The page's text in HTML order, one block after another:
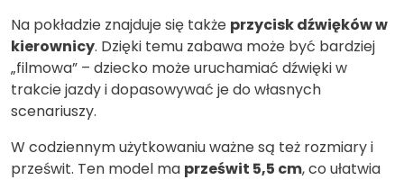
Na pokładzie znajduje się także przycisk dźwięków w
kierownicy. Dzięki temu zabawa może być bardziej
„filmowa” – dziecko może uruchamiać dźwięki w
trakcie jazdy i dopasowywać je do własnych
scenariuszy.
W codziennym użytkowaniu ważne są też rozmiary i
prześwit. Ten model ma prześwit 5,5 cm, co ułatwia